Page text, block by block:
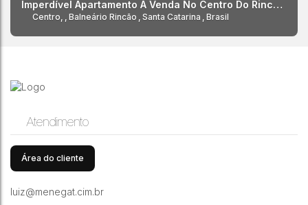
Imperdível Apartamento À Venda No Centro Do Rincão!
Centro , Balneário Rincão , Santa Catarina , Brasil
Atendimento
Área do cliente
luiz@menegat.cim.br